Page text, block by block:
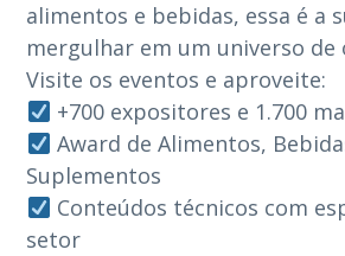
alimentos e bebidas, essa é a
mergulhar em um universo
Visite os eventos e aproveite:
+700 expositores e 1.700
Award de Alimentos,
Suplementos
Conteúdos técnicos com
setor